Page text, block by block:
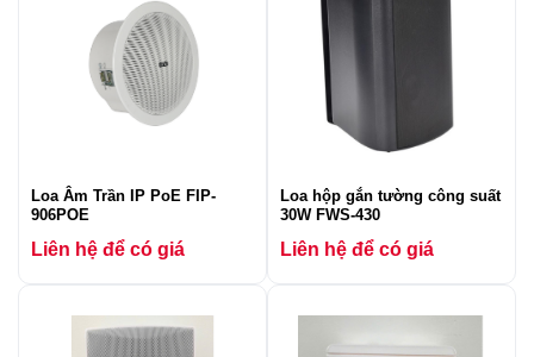
Loa Âm Trần IP PoE FIP-
906POE
Liên hệ để có giá
Loa hộp gắn tường công suất
30W FWS-430
Liên hệ để có giá